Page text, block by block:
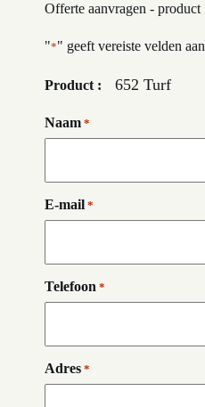
Offerte aanvragen - product
"*" geeft vereiste velden aan
Product : 652 Turf
Naam *
E-mail *
Telefoon *
Adres *